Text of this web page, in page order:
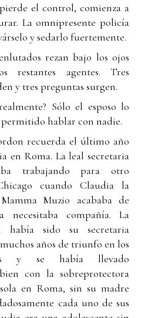
el control, comienza a
La omnipresente policía
y sedarlo fuertemente.
rezan bajo los ojos
restantes agentes. Tres
y tres preguntas surgen.
Sólo el esposo lo
permitido hablar con nadie.
recuerda el último año
en Roma. La leal secretaria
trabajando para otro
cuando Claudia la
Muzio acababa de
compañía. La
había sido su secretaria
años de triunfo en los
y se había llevado
con la sobreprotectora
en Roma, sin su madre
cada uno de sus